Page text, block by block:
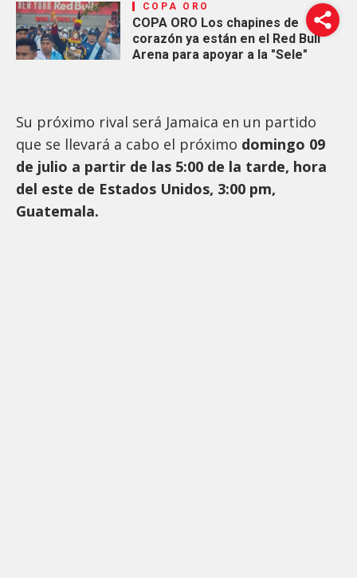
COPA ORO
COPA ORO Los chapines de
corazón ya están en el Red Bull
Arena para apoyar a la "Sele"
Su próximo rival será Jamaica en un partido
que se llevará a cabo el próximo domingo 09
de julio a partir de las 5:00 de la tarde, hora
del este de Estados Unidos, 3:00 pm,
Guatemala.